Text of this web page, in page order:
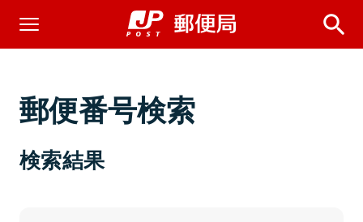
郵便番号検索
検索結果